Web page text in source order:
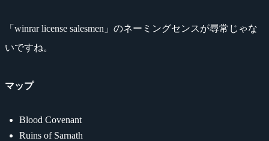
「winrar license salesmen」のネーミングセンスが尋常じゃな
いですね。
マップ
Blood Covenant
Ruins of Sarnath